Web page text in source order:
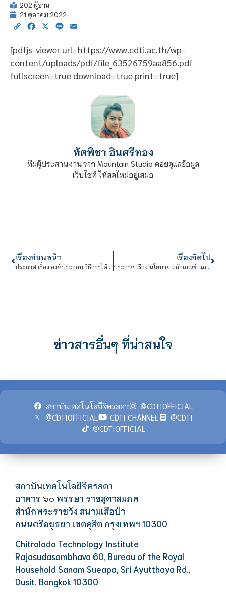
202 ผู้อ่าน
21 ตุลาคม 2022
Copy Facebook
X Line
[pdfjs-viewer url=https://www.cdti.ac.th/wp-
content/uploads/pdf/file_63526759aa856.pdf
fullscreen=true download=true print=true]
ทัตพิชา อินศรีทอง
ทีมผู้ประสานงานจาก Mountain Studio คอยดูแลข้อมูล
เว็บไซต์ ให้สดใหม่อยู่เสมอ
เรื่องก่อนหน้า
ประกาศ เรื่อง องค์ประกอบ วิธีการได้มา วาระการดำรงตำแหน่ง และอำนาจหน้าที่ของคณะกรรมการนักเรียนนักศึกษาหอพัก สถาบันเทคโนโลยีจิตรลดา พ.ศ.2565
เรื่องถัดไป
ประกาศ เรื่อง นโยบาย หลักเกณฑ์ และวิธีการรับนักเรียนพิการ นักศึกษาพิการ เข้าศึกษาในสถาบันเทคโนโลยีจิตรลดา พ.ศ. 2565
ข่าวสารอื่นๆ ที่น่าสนใจ
สถาบันเทคโนโลยีจิตรลดา
@CDTIOFFICIAL
@CDTIOFFICIAL
CDTI CHANNEL
@CDTI
@CDTIOFFICIAL
สถาบันเทคโนโลยีจิตรลดา
อาคาร ๖๐ พรรษา ราชสุดาสมภพ
สำนักพระราชวัง สนามเสือป่า
ถนนศรีอยุธยา เขตดุสิต กรุงเทพฯ 10300
Chitralada Technology Institute
Rajasudasambhava 60, Bureau of the Royal
Household Sanam Sueapa, Sri Ayutthaya Rd.,
Dusit, Bangkok 10300